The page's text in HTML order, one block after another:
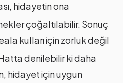
hidayetin ona
çoğaltılabilir. Sonuç
kulları için zorluk değil
denilebilir ki daha
hidayet için uygun